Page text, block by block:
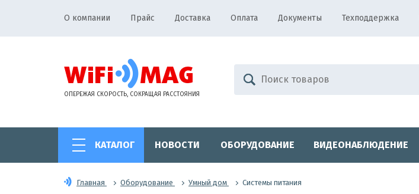
О компании Прайс Доставка Оплата Документы Техподдержка
ОПЕРЕЖАЯ СКОРОСТЬ, СОКРАЩАЯ РАССТОЯНИЯ
КАТАЛОГ НОВОСТИ ОБОРУДОВАНИЕ ВИДЕОНАБЛЮДЕНИЕ
Главная Оборудование Умный дом Системы питания